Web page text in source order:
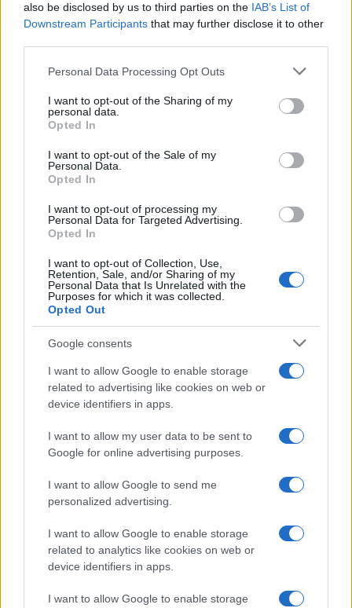
also be disclosed by us to third parties on the IAB’s List of
Downstream Participants that may further disclose it to other
Please note that this website/app uses one or more Google
not limited to your visit or usage behaviour. You may click to
grant or deny consent to Google and its third-party tags to
use your data for below specified purposes in below Google
consent section.
Personal Data Processing Opt Outs
I want to opt-out of the Sharing of my
personal data.
Opted In
I want to opt-out of the Sale of my
Personal Data.
Opted In
I want to opt-out of processing my
Personal Data for Targeted Advertising.
Opted In
I want to opt-out of Collection, Use,
Retention, Sale, and/or Sharing of my
Personal Data that Is Unrelated with the
Purposes for which it was collected.
Opted Out
Google consents
I want to allow Google to enable storage
related to advertising like cookies on web or
device identifiers in apps.
I want to allow my user data to be sent to
Google for online advertising purposes.
I want to allow Google to send me
personalized advertising.
I want to allow Google to enable storage
related to analytics like cookies on web or
device identifiers in apps.
I want to allow Google to enable storage
Οι άνθρωποι, οι αυθεντικές ιστορίες,
το ελληνικό καλοκαίρι και ένας
πολιτισμός που μας ενώνει κάθε μέρα.
ΟΣΑ ΧΡΕΙΑΖΕΣΑΙ
ΤΟ ΠΑΡΟΝ ΤΗΣ ΚΥΡΙΑΚΗΣ